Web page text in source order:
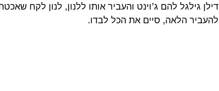
דילן גילגל להם ג’וינט והעביר אותו ללנון, לנון לקח
להעביר הלאה, סיים את הכל לבדו.